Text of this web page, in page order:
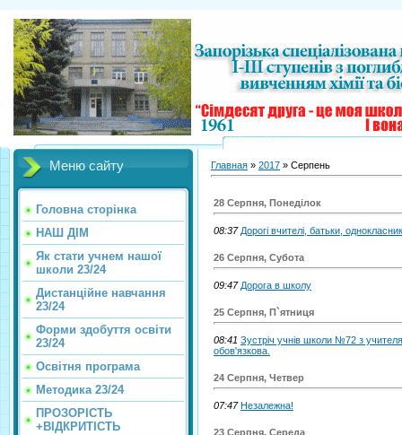
Меню сайту
Головна сторінка
НАШ ДІМ
Як стати учнем нашої
школи 23/24
Дистанційне навчання
23/24
Форми здобуття освіти
23/24
Освітня програма
Методика 23/24
ПРОЗОРІСТЬ
+ВІДКРИТІСТЬ
Главная » 2017 » Серпень
28 Серпня, Понеділок
08:37 Дорогі вчителі, батьки,
26 Серпня, Субота
09:47 Дорога в школу
25 Серпня, П`ятниця
08:41 Зустріч учнів школи №72 з
обов'язкова.
24 Серпня, Четвер
07:47 Незалежна!
23 Серпня, Середа